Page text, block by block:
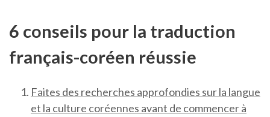
6 conseils pour la traduction
français-coréen réussie
Faites des recherches approfondies sur la langue
et la culture coréennes avant de commencer à